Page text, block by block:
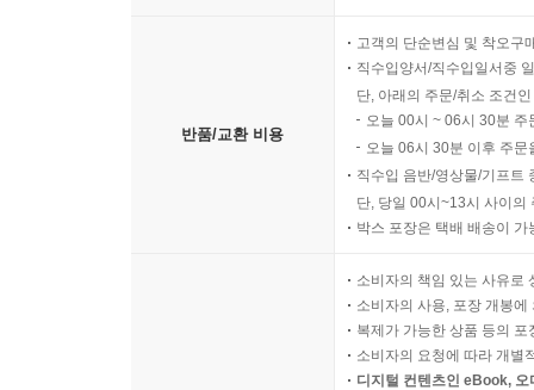
반품/교환 비용
고객의 단순변심 및 착오구
직수입양서/직수입일서중
단, 아래의 주문/취소 조건
오늘 00시 ~ 06시 30분
오늘 06시 30분 이후 주
직수입 음반/영상물/기프트
단, 당일 00시~13시 사이의
박스 포장은 택배 배송이
소비자의 책임 있는 사유로
소비자의 사용, 포장 개봉
복제가 가능한 상품 등의
소비자의 요청에 따라 개별
디지털 컨텐츠인 eBook,